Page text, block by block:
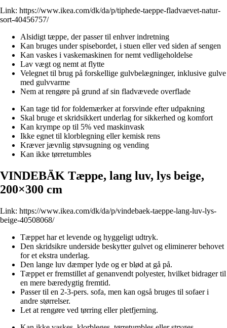
Link: https://www.ikea.com/dk/da/p/tiphede-taeppe-fladvaevet-natur-
sort-40456757/
Alsidigt tæppe, der passer til enhver indretning
Kan bruges under spisebordet, i stuen eller ved siden af sengen
Kan vaskes i vaskemaskinen for nemt vedligeholdelse
Lav vægt og nemt at flytte
Velegnet til brug på forskellige gulvbelægninger, inklusive gulve
med gulvvarme
Nem at rengøre på grund af sin fladvævede overflade
Kan tage tid for foldemærker at forsvinde efter udpakning
Skal bruge et skridsikkert underlag for sikkerhed og komfort
Kan krympe op til 5% ved maskinvask
Ikke egnet til klorblegning eller kemisk rens
Kræver jævnlig støvsugning og vending
Kan ikke tørretumbles
VINDEBÄK Tæppe, lang luv, lys beige,
200×300 cm
Link: https://www.ikea.com/dk/da/p/vindebaek-taeppe-lang-luv-lys-
beige-40508068/
Tæppet har et levende og hyggeligt udtryk.
Den skridsikre underside beskytter gulvet og eliminerer behovet
for et ekstra underlag.
Den lange luv dæmper lyde og er blød at gå på.
Tæppet er fremstillet af genanvendt polyester, hvilket bidrager til
en mere bæredygtig fremtid.
Passer til en 2-3-pers. sofa, men kan også bruges til sofaer i
andre størrelser.
Let at rengøre ved tørring eller pletfjerning.